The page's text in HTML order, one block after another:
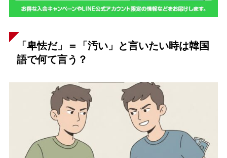
「卑怯だ」＝「汚い」と言いたい時は韓国
語で何て言う？